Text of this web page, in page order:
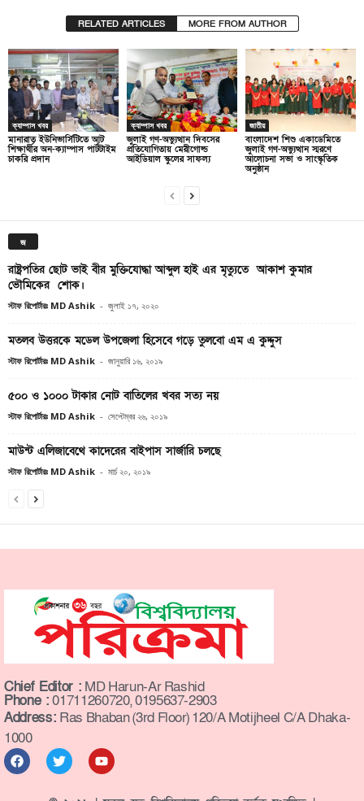
RELATED ARTICLES MORE FROM AUTHOR
ক্যাম্পাস খবর
মানারাত ইউনিভার্সিটিতে আট
শিক্ষার্থীর অন-ক্যাম্পাস পার্টটাইম
চাকরি প্রদান
ক্যাম্পাস খবর
জুলাই গণ-অভ্যুত্থান দিবসের
প্রতিযোগিতায় মেরীগোল্ড
আইডিয়াল স্কুলের সাফল্য
জাতীয়
বাংলাদেশ শিশু একাডেমিতে
জুলাই গণ-অভ্যুত্থান স্মরণে
আলোচনা সভা ও সাংস্কৃতিক
অনুষ্ঠান
জ
রাষ্ট্রপতির ছোট ভাই বীর মুক্তিযোদ্ধা আব্দুল হাই এর মৃত্যুতে আকাশ কুমার
ভৌমিকের শোক।
স্টাফ রিপোর্টারঃ MD Ashik - জুলাই ১৭, ২০২০
মতলব উত্তরকে মডেল উপজেলা হিসেবে গড়ে তুলবো এম এ কুদ্দুস
স্টাফ রিপোর্টারঃ MD Ashik - জানুয়ারি ১৬, ২০১৯
৫০০ ও ১০০০ টাকার নোট বাতিলের খবর সত্য নয়
স্টাফ রিপোর্টারঃ MD Ashik - সেপ্টেম্বর ২৬, ২০১৯
মাউন্ট এলিজাবেথে কাদেরের বাইপাস সার্জারি চলছে
স্টাফ রিপোর্টারঃ MD Ashik - মার্চ ২০, ২০১৯
Chief Editor : MD Harun-Ar Rashid
Phone :01711260720, 0195637-2903
Address: Ras Bhaban (3rd Floor) 120/A Motijheel C/A Dhaka-
1000